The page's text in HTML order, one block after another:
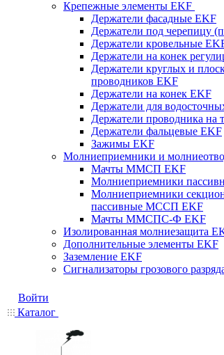
Крепежные элементы EKF
Держатели фасадные EKF
Держатели под черепицу
Держатели кровельные
Держатели на конек
Держатели круглых и
проводников EKF
Держатели на конек EKF
Держатели для
Держатели проводника на
Держатели фальцевые EKF
Зажимы EKF
Молниеприемники и
Мачты ММСП EKF
Молниеприемники
Молниеприемники
пассивные МССП EKF
Мачты ММСПС-Ф EKF
Изолированная молниезащита
Дополнительные элементы EKF
Заземление EKF
Сигнализаторы грозового
Войти
Каталог